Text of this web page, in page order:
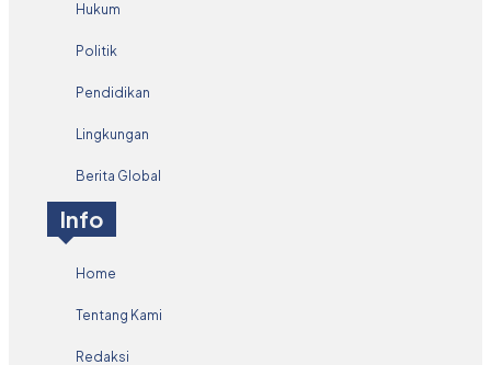
Hukum
Politik
Pendidikan
Lingkungan
Berita Global
Info
Home
Tentang Kami
Redaksi